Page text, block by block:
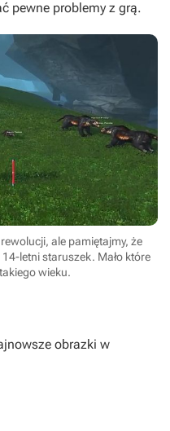
pewne problemy z grą.
ale pamiętajmy, że
letni staruszek. Mało które
wieku.
obrazki w